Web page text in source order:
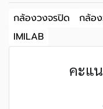
กล้องวงจรปิด กล้อ
IMILAB
คะแ